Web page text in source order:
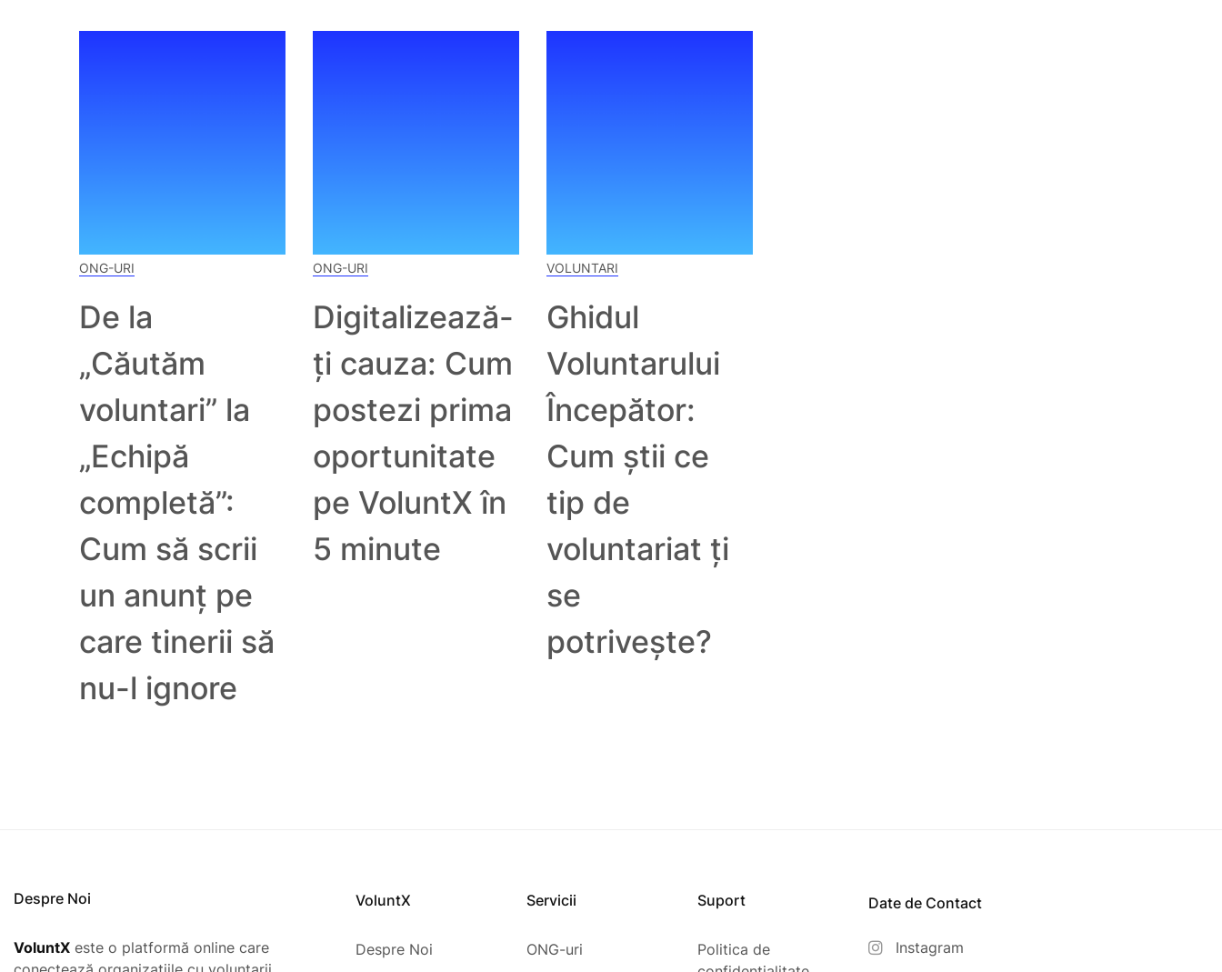
ONG-URI
De la
„Căutăm
voluntari” la
„Echipă
completă”:
Cum să scrii
un anunț pe
care tinerii să
nu-l ignore
ONG-URI
Digitalizează-
ți cauza: Cum
postezi prima
oportunitate
pe VoluntX în
5 minute
VOLUNTARI
Ghidul
Voluntarului
Începător:
Cum știi ce
tip de
voluntariat ți
se
potrivește?
Despre Noi
VoluntX este o platformă online care
VoluntX
Despre Noi
Servicii
ONG-uri
Suport
Politica de
Date de Contact
Instagram